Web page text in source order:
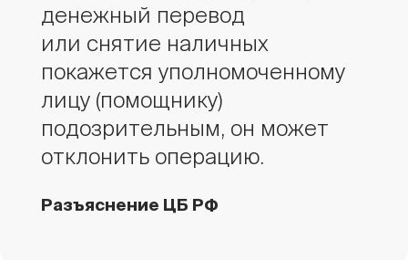
денежный перевод
или снятие наличных
покажется уполномоченному
лицу (помощнику)
подозрительным, он может
отклонить операцию.
Разъяснение ЦБ РФ